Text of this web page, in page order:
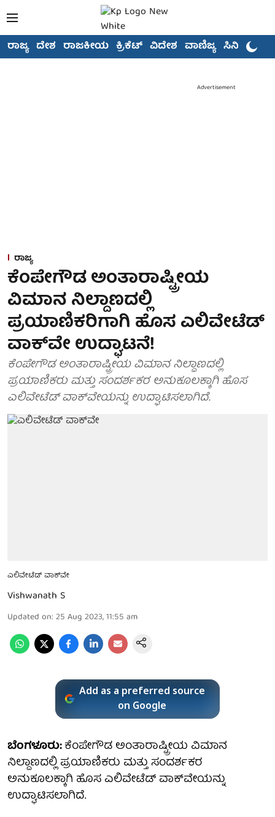
ರಾಜ್ಯ ದೇಶ ರಾಜಕೀಯ ಕ್ರಿಕೆಟ್ ವಿದೇಶ ವಾಣಿಜ್ಯ ಸಿನಿಮಾ
Advertisement
ರಾಜ್ಯ
ಕೆಂಪೇಗೌಡ ಅಂತಾರಾಷ್ಟ್ರೀಯ
ವಿಮಾನ ನಿಲ್ದಾಣದಲ್ಲಿ
ಪ್ರಯಾಣಿಕರಿಗಾಗಿ ಹೊಸ ಎಲಿವೇಟೆಡ್
ವಾಕ್‌ವೇ ಉದ್ಘಾಟನೆ!
ಕೆಂಪೇಗೌಡ ಅಂತಾರಾಷ್ಟ್ರೀಯ ವಿಮಾನ ನಿಲ್ದಾಣದಲ್ಲಿ
ಪ್ರಯಾಣಿಕರು ಮತ್ತು ಸಂದರ್ಶಕರ ಅನುಕೂಲಕ್ಕಾಗಿ ಹೊಸ
ಎಲಿವೇಟೆಡ್ ವಾಕ್‌ವೇಯನ್ನು ಉದ್ಘಾಟಿಸಲಾಗಿದೆ.
ಎಲಿವೇಟೆಡ್ ವಾಕ್‌ವೇ
Vishwanath S
Updated on: 25 Aug 2023, 11:55 am
Add as a preferred source
on Google
ಬೆಂಗಳೂರು:ಕೆಂಪೇಗೌಡ ಅಂತಾರಾಷ್ಟ್ರೀಯ ವಿಮಾನ
ನಿಲ್ದಾಣದಲ್ಲಿ ಪ್ರಯಾಣಿಕರು ಮತ್ತು ಸಂದರ್ಶಕರ
ಅನುಕೂಲಕ್ಕಾಗಿ ಹೊಸ ಎಲಿವೇಟೆಡ್ ವಾಕ್‌ವೇಯನ್ನು
ಉದ್ಘಾಟಿಸಲಾಗಿದೆ.